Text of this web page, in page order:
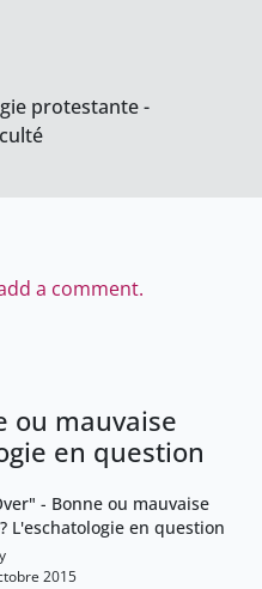
protestante -
a comment.
ou mauvaise
en question
- Bonne ou mauvaise
L'eschatologie en question
2015